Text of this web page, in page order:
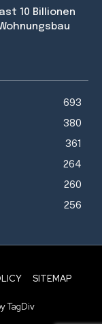
10 Billionen
693
380
361
264
260
256
SITEMAP
TagDiv